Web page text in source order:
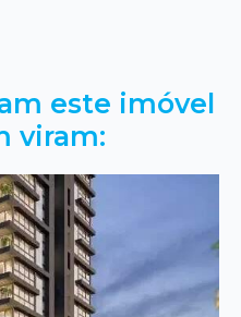
este imóvel
viram: